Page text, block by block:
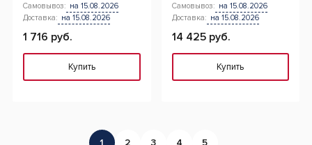
Самовывоз: на 15.08.2026
Доставка: на 15.08.2026
1 716 руб.
Купить
Самовывоз: на 15.08.2026
Доставка: на 15.08.2026
14 425 руб.
Купить
1 2 3 4 5